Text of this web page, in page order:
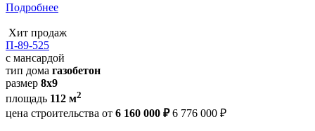
Подробнее
Хит продаж
П-89-525
с мансардой
тип дома газобетон
размер 8х9
площадь 112 м2
цена строительства от 6 160 000 ₽ 6 776 000 ₽